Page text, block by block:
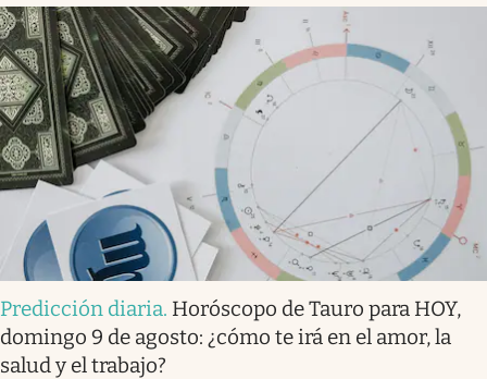
Predicción diaria. Horóscopo de Tauro para HOY,
domingo 9 de agosto: ¿cómo te irá en el amor, la
salud y el trabajo?